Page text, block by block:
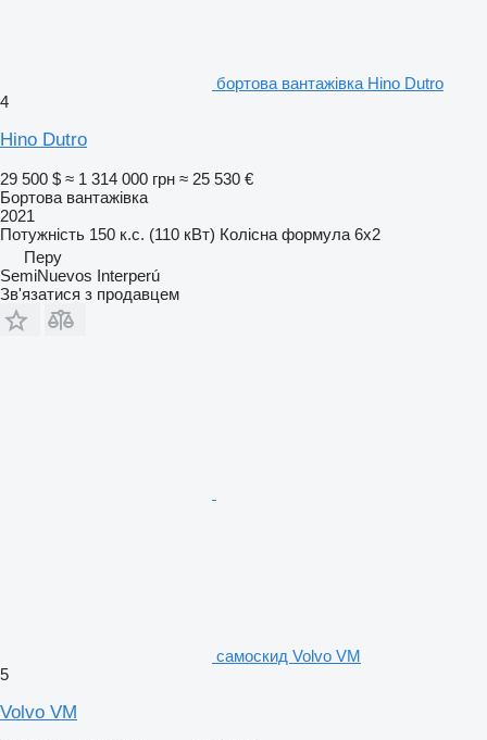
бортова вантажівка Hino Dutro
4
Hino Dutro
29 500 $ ≈ 1 314 000 грн ≈ 25 530 €
Бортова вантажівка
2021
Потужність 150 к.с. (110 кВт) Колісна формула 6x2
Перу
SemiNuevos Interperú
Зв'язатися з продавцем
самоскид Volvo VM
5
Volvo VM